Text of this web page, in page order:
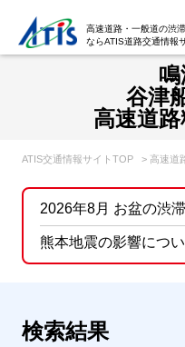
高速道路・一般道の渋
ならATIS道路交通情報
谷津
高速道
ATIS交通情報サイトTOP > 高速道
2026年8月 お盆の渋
熊本地震の影響につ
検索結果